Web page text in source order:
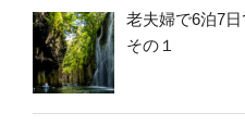
老夫婦で6泊7
その１